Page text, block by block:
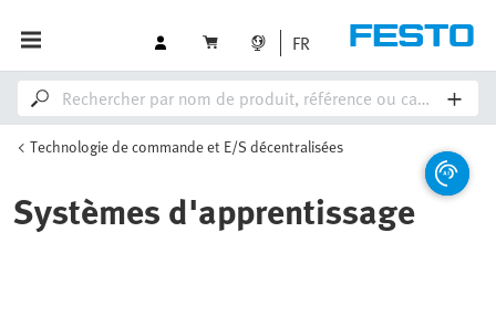
FR
Technologie de commande et E/S décentralisées
Systèmes d'apprentissage